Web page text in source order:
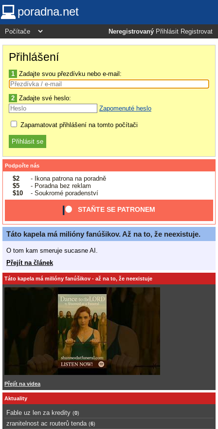
poradna.net
Neregistrovaný Přihlásit Registrovat
Přihlášení
1 Zadajte svou přezdívku nebo e-mail:
2 Zadajte své heslo:
Zapomenuté heslo
Zapamatovat přihlášení na tomto počítači
Podpořte nás
$2
- Ikona patrona na poradně
$5
- Poradna bez reklam
$10
- Soukromé poradenství
STAŇTE SE PATRONEM
Táto kapela má milióny fanúšikov. Až na to, že neexistuje.
O tom kam smeruje sucasne AI.
Přejít na článek
Táto kapela má milióny fanúšikov - až na to, že neexistuje
Přejít na videa
Aktuality
Fable uz len za kredity (0)
zranitelnost ac routerů tenda (6)